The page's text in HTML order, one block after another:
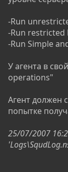
-Run
-Run restricted
-Run Simple
У агента в
operations"
Агент должен
попытке
25/07/2007